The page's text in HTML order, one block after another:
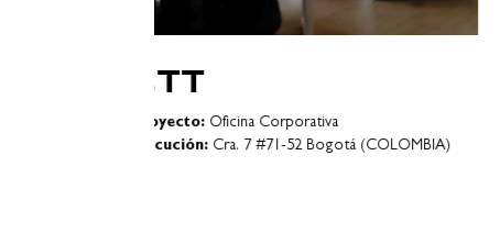
ICONTEC
Proyecto:Propuesta Diseño Oficina Corporativa
Ejecución: Bogotá (COLOMBIA)